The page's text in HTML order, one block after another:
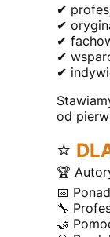
✔
✔
✔
✔
✔
od
⭐
🏆
📅
🔧
🤝